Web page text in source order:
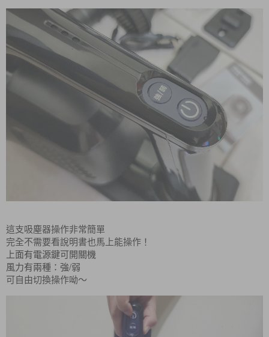
這支吸塵器操作非常簡單
完全不需要看說明書也馬上能操作！
上面有電源鍵可開關機
風力有兩種：強/弱
可自由切換操作呦～